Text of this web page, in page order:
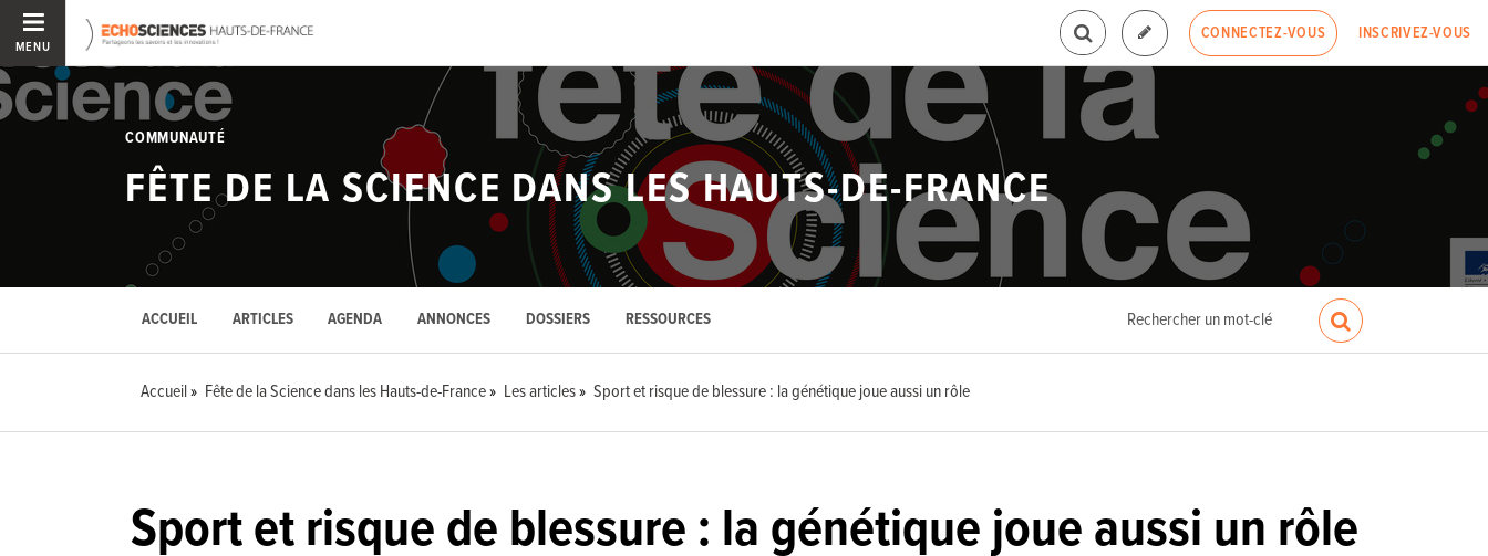
MENU
CONNECTEZ-VOUS INSCRIVEZ-VOUS
COMMUNAUTÉ
FÊTE DE LA SCIENCE DANS LES HAUTS-DE-FRANCE
ACCUEIL ARTICLES AGENDA ANNONCES DOSSIERS RESSOURCES
Accueil Fête de la Science dans les Hauts-de-France Les articles Sport et risque de blessure : la génétique joue aussi un rôle
Sport et risque de blessure : la génétique joue aussi un rôle